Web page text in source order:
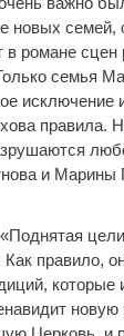
новых семей,
романе сцен
семья
исключение
правила.
и Марины
Как правило,
которые
новую